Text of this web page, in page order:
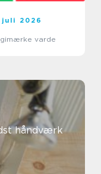
2026
varde
håndværk